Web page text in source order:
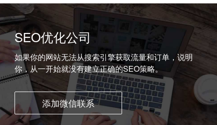
SEO优化公司
如果你的网站无法从搜索引擎获取流量和订单，说明
你，从一开始就没有建立正确的SEO策略。
添加微信联系